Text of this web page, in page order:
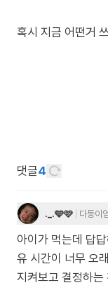
혹시 지금 어떤거
댓글4
._.🩵🩷 다둥이
아이가 먹는데 답
유 시간이 너무 오
지켜보고 결정하는